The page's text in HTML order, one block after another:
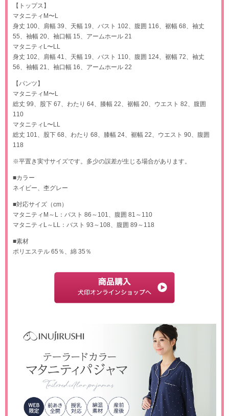
【トップス】
マタニティM〜L
身丈 100、肩幅 39、天幅 19、バスト 102、腹囲 116、裾幅 68、袖丈
55、袖幅 20、袖口幅 15、アームホール 21
マタニティL〜LL
身丈 102、肩幅 41、天幅 19、バスト 110、腹囲 124、裾幅 72、袖丈
56、袖幅 21、袖口幅 16、アームホール 22
【パンツ】
マタニティM〜L
総丈 99、股下 67、わたり 64、膝幅 22、裾幅 20、ウエスト 82、腹囲
110
マタニティL〜LL
総丈 101、股下 68、わたり 68、膝幅 24、裾幅 22、ウエスト 90、腹囲
118
※平置き実寸サイズです。多少の誤差が生じる場合があります。
■カラー
ネイビー、杢グレー
■対応サイズ（cm）
マタニティM～L：バスト 86～101、腹囲 81～110
マタニティL～LL：バスト 93～108、腹囲 89～118
■素材
ポリエステル 65％、綿 35％